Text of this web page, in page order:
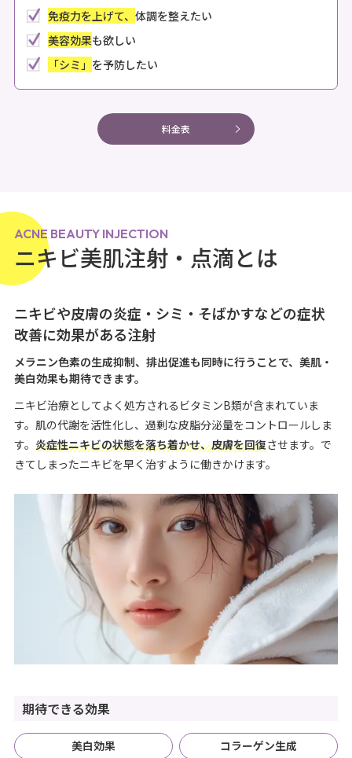
免疫力を上げて、 体調を整えたい
美容効果も欲しい
「シミ」 を予防したい
料金表
ACNE BEAUTY INJECTION
ニキビ美肌注射・点滴とは
ニキビや皮膚の炎症・シミ・そばかすなどの症状
改善に効果がある注射
メラニン色素の生成抑制、排出促進も同時に行うことで、美肌・
美白効果も期待できます。
ニキビ治療としてよく処方されるビタミンB類が含まれていま
す。肌の代謝を活性化し、過剰な皮脂分泌量をコントロールしま
す。 炎症性ニキビの状態を落ち着かせ、皮膚を回復させます。で
きてしまったニキビを早く治すように働きかけます。
期待できる効果
美白効果 コラーゲン生成